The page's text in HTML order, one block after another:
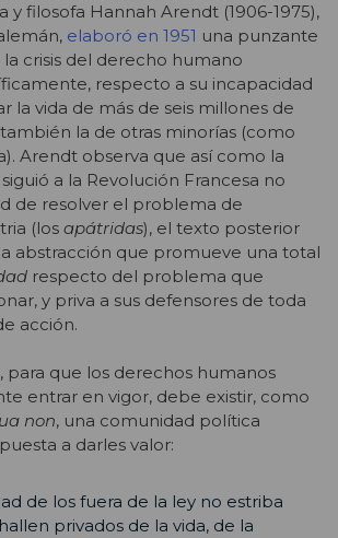
y filosofa Hannah Arendt (1906-1975),
elaboró en 1951 una punzante
crisis del derecho humano
respecto a su incapacidad
la vida de más de seis millones de
la de otras minorías (como
Arendt observa que así como la
a la Revolución Francesa no
de resolver el problema de
(los apátridas), el texto posterior
abstracción que promueve una total
respecto del problema que
y priva a sus defensores de toda
acción.
para que los derechos humanos
entrar en vigor, debe existir, como
non, una comunidad política
a darles valor:
de los fuera de la ley no estriba
privados de la vida, de la